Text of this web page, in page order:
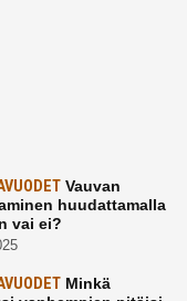
Vauvan
huudattamalla
vai ei?
Minkä